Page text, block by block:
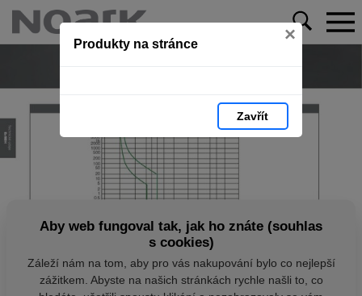
Produkty na stránce ×
Zavřít
Aby web fungoval tak, jak ho znáte (souhlas
s cookies)
Záleží nám na tom, aby pro vás nakupování bylo co nejlepší
zážitkem. Abyste na našich stránkách rychle našli to, co